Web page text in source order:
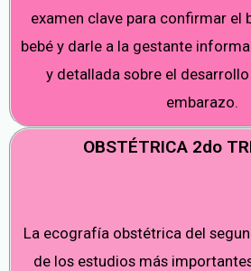
examen clave para confirmar el
bebé y darle a la gestante
y detallada sobre el
embarazo.
OBSTÉTRICA 2do
La ecografía obstétrica del
de los estudios más